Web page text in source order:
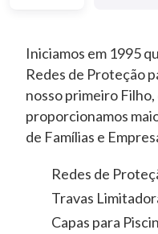
Iniciamos em 1995
Redes de Proteção
nosso primeiro
proporcionamos
de Famílias e
Redes de
Travas
Capas para